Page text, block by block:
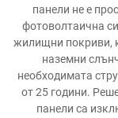
панели не е
фотоволтаична
жилищни покриви,
наземни
необходимата
от 25 години.
панели са